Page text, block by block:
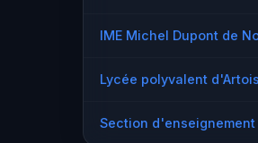
IME Michel Dupont de
Lycée polyvalent d'Artois
Section